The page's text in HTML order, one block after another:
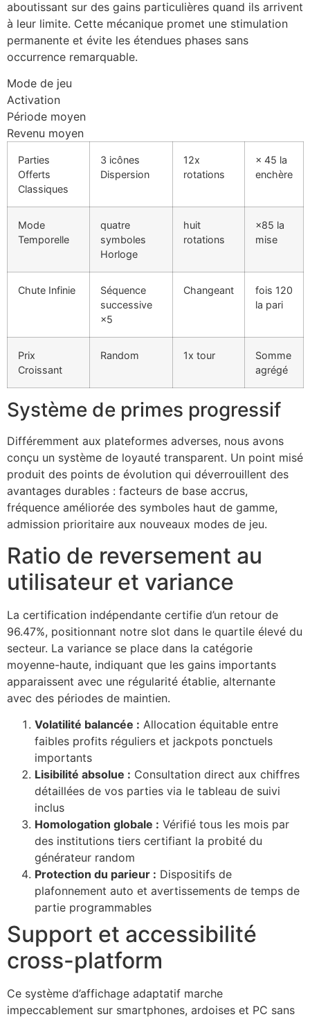
aboutissant sur des gains particulières quand ils arrivent
à leur limite. Cette mécanique promet une stimulation
permanente et évite les étendues phases sans
occurrence remarquable.
Mode de jeu
Activation
Période moyen
Revenu moyen
Parties
Offerts
Classiques
3 icônes
Dispersion
12x
rotations
× 45 la
enchère
Mode
Temporelle
quatre
symboles
Horloge
huit
rotations
×85 la
mise
Chute Infinie
Séquence
successive
×5
Changeant
fois 120
la pari
Prix
Croissant
Random 1x tour
Somme
agrégé
Système de primes progressif
Différemment aux plateformes adverses, nous avons
conçu un système de loyauté transparent. Un point misé
produit des points de évolution qui déverrouillent des
avantages durables : facteurs de base accrus,
fréquence améliorée des symboles haut de gamme,
admission prioritaire aux nouveaux modes de jeu.
Ratio de reversement au
utilisateur et variance
La certification indépendante certifie d’un retour de
96.47%, positionnant notre slot dans le quartile élevé du
secteur. La variance se place dans la catégorie
moyenne-haute, indiquant que les gains importants
apparaissent avec une régularité établie, alternante
avec des périodes de maintien.
Volatilité balancée : Allocation équitable entre
faibles profits réguliers et jackpots ponctuels
importants
Lisibilité absolue : Consultation direct aux chiffres
détaillées de vos parties via le tableau de suivi
inclus
Homologation globale : Vérifié tous les mois par
des institutions tiers certifiant la probité du
générateur random
Protection du parieur : Dispositifs de
plafonnement auto et avertissements de temps de
partie programmables
Support et accessibilité
cross-platform
Ce système d’affichage adaptatif marche
impeccablement sur smartphones, ardoises et PC sans